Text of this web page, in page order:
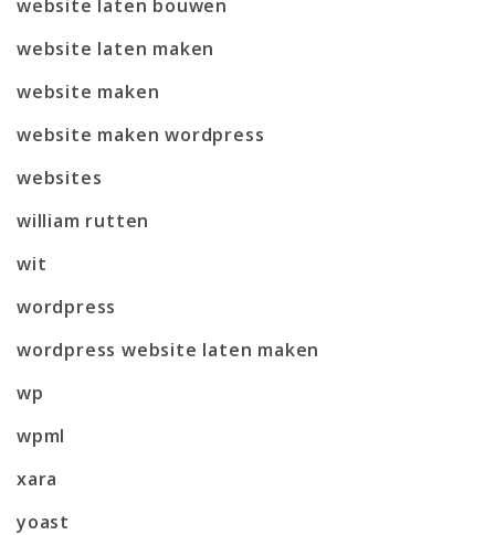
website laten bouwen
website laten maken
website maken
website maken wordpress
websites
william rutten
wit
wordpress
wordpress website laten maken
wp
wpml
xara
yoast